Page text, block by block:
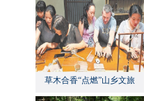
草木合香“点燃”山乡文旅